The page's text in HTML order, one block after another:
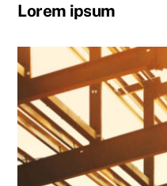
Lorem ipsum